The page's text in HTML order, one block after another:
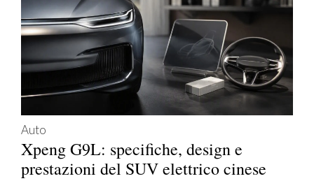
Auto
Xpeng G9L: specifiche, design e
prestazioni del SUV elettrico cinese